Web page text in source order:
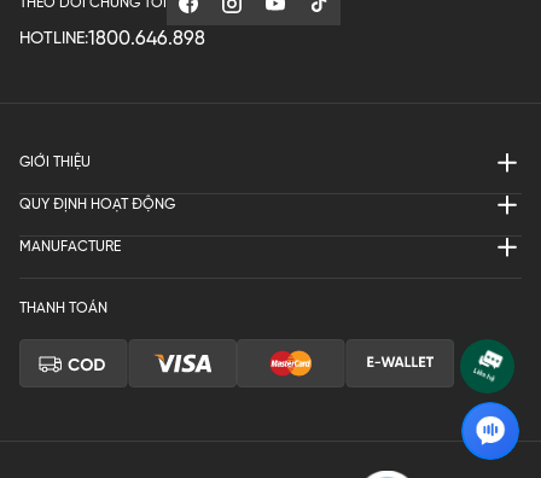
HOTLINE:1800.646.898
GIỚI THIỆU
QUY ĐỊNH HOẠT ĐỘNG
MANUFACTURE
THANH TOÁN